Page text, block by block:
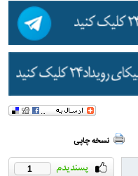
نسخه چاپی
1